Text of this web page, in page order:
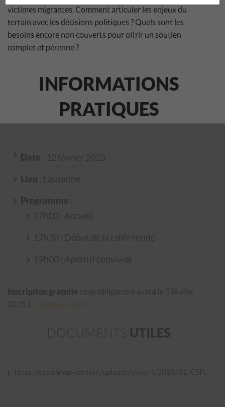
victimes migrantes. Comment articuler les enjeux du
terrain avec les décisions politiques ? Quels sont les
besoins encore non couverts pour offrir un soutien
complet et pérenne ?
INFORMATIONS
PRATIQUES
rsvp@csp-vd.ch